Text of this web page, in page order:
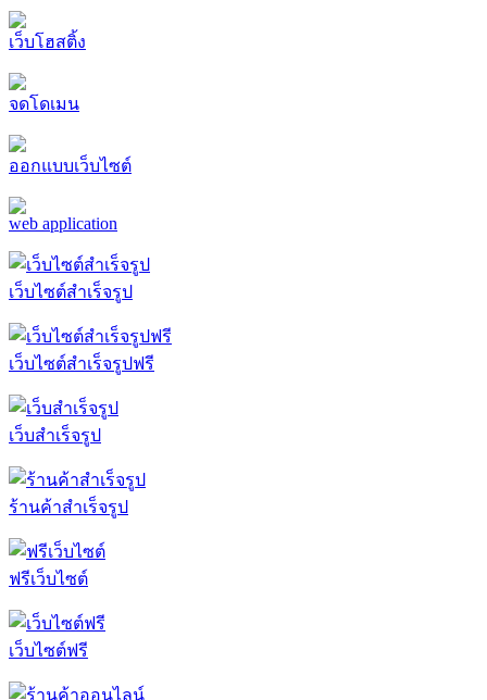
เว็บโฮสติ้ง
จดโดเมน
ออกแบบเว็บไซต์
web application
เว็บไซต์สำเร็จรูป
เว็บไซต์สำเร็จรูปฟรี
เว็บสำเร็จรูป
ร้านค้าสำเร็จรูป
ฟรีเว็บไซต์
เว็บไซต์ฟรี